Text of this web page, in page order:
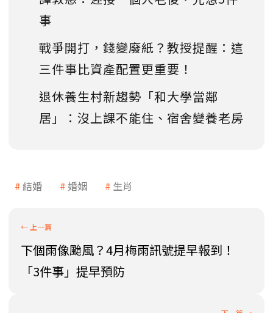
事
戰爭開打，錢變廢紙？教授提醒：這
三件事比資產配置更重要！
退休養生村新趨勢「和大學當鄰
居」：沒上課不能住、宿舍變養老房
結婚 婚姻 生肖
下個雨像颱風？4月梅雨訊號提早報到！
「3件事」提早預防